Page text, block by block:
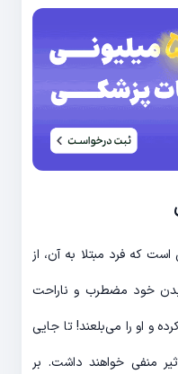
که فرد مبتلا به آن، از
خود مضطرب و ناراحت
و او را می‌بلعند! تا جایی
منفی خواهند داشت. بر